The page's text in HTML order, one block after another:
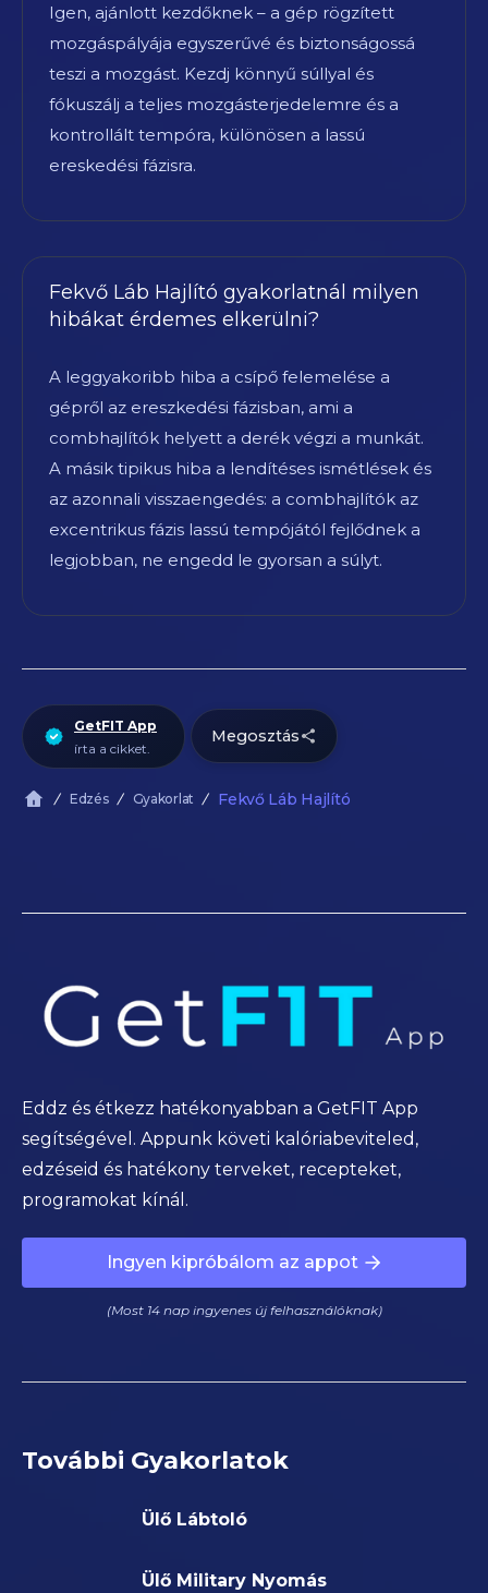
Eddz és étkezz hatékonyabban a GetFIT App
segítségével. Appunk követi kalóriabeviteled,
edzéseid és hatékony terveket, recepteket,
programokat kínál.
Ingyen kipróbálom az appot
(Most 14 nap ingyenes új felhasználóknak)
További Gyakorlatok
Ülő Lábtoló
Ülő Military Nyomás
Igen, ajánlott kezdőknek – a gép rögzített
mozgáspályája egyszerűvé és biztonságossá
teszi a mozgást. Kezdj könnyű súllyal és
fókuszálj a teljes mozgásterjedelemre és a
kontrollált tempóra, különösen a lassú
ereskedési fázisra.
Fekvő Láb Hajlító gyakorlatnál milyen
hibákat érdemes elkerülni?
A leggyakoribb hiba a csípő felemelése a
gépről az ereszkedési fázisban, ami a
combhajlítók helyett a derék végzi a munkát.
A másik tipikus hiba a lendítéses ismétlések és
az azonnali visszaengedés: a combhajlítók az
excentrikus fázis lassú tempójától fejlődnek a
legjobban, ne engedd le gyorsan a súlyt.
GetFIT App
írta a cikket.
Megosztás
Edzés Gyakorlat Fekvő Láb Hajlító